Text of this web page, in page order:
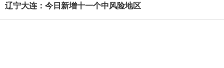
辽宁大连：今日新增十一个中风险地区